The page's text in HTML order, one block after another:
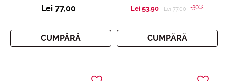
Lei 77,00
CUMPĂRĂ
Lei 53,90 Price reduced from
Lei 77,00to-30%
CUMPĂRĂ